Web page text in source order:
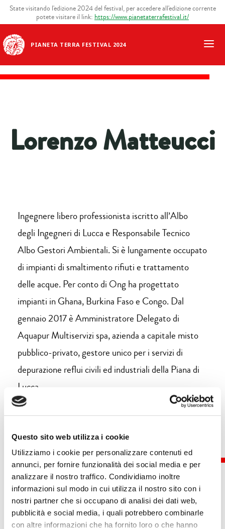
Questo sito web utilizza i cookie
Utilizziamo i cookie per personalizzare contenuti ed
annunci, per fornire funzionalità dei social media e per
analizzare il nostro traffico. Condividiamo inoltre
informazioni sul modo in cui utilizza il nostro sito con i
nostri partner che si occupano di analisi dei dati web,
pubblicità e social media, i quali potrebbero combinarle
con altre informazioni che ha fornito loro o che hanno
PIANETA TERRA FESTIVAL 2024
State visitando l'edizione 2024 del festival, per accedere all'edizione corrente
potete visitare il link: https://www.pianetaterrafestival.it/
Lorenzo Matteucci
Ingegnere libero professionista iscritto all’Albo
degli Ingegneri di Lucca e Responsabile Tecnico
Albo Gestori Ambientali. Si è lungamente occupato
di impianti di smaltimento rifiuti e trattamento
delle acque. Per conto di Ong ha progettato
impianti in Ghana, Burkina Faso e Congo. Dal
gennaio 2017 è Amministratore Delegato di
Aquapur Multiservizi spa, azienda a capitale misto
pubblico-privato, gestore unico per i servizi di
depurazione reflui civili ed industriali della Piana di
Lucca.
Eventi